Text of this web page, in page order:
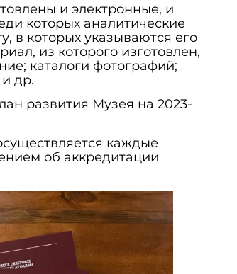
и электронные, и
которых аналитические
в которых указываются его
из которого изготовлен,
каталоги фотографий;
др.
развития Музея на 2023-
каждые
об аккредитации